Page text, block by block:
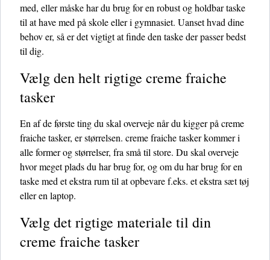
med, eller måske har du brug for en robust og holdbar taske
til at have med på skole eller i gymnasiet. Uanset hvad dine
behov er, så er det vigtigt at finde den taske der passer bedst
til dig.
Vælg den helt rigtige creme fraiche
tasker
En af de første ting du skal overveje når du kigger på creme
fraiche tasker, er størrelsen. creme fraiche tasker kommer i
alle former og størrelser, fra små til store. Du skal overveje
hvor meget plads du har brug for, og om du har brug for en
taske med et ekstra rum til at opbevare f.eks. et ekstra sæt tøj
eller en laptop.
Vælg det rigtige materiale til din
creme fraiche tasker